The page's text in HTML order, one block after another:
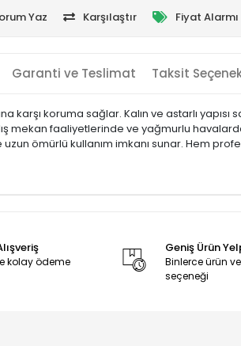
Yaz Karşılaştır Fiyat Alarmı
Garanti ve Teslimat Taksit
karşı koruma sağlar. Kalın ve astarlı
mekan faaliyetlerinde ve yağmurlu
ömürlü kullanım imkanı sunar. Hem
kolay ödeme
Geniş Ürün
Binlerce ürün
seçeneği